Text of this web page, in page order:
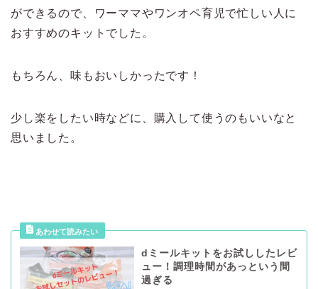
ができるので、ワーママやワンオペ育児で忙しい人に
おすすめのキットでした。
もちろん、味もおいしかったです！
少し楽をしたい時などに、購入して使うのもいいなと
思いました。
dミールキットをお試ししたレビ
ュー！調理時間があっという間
過ぎる